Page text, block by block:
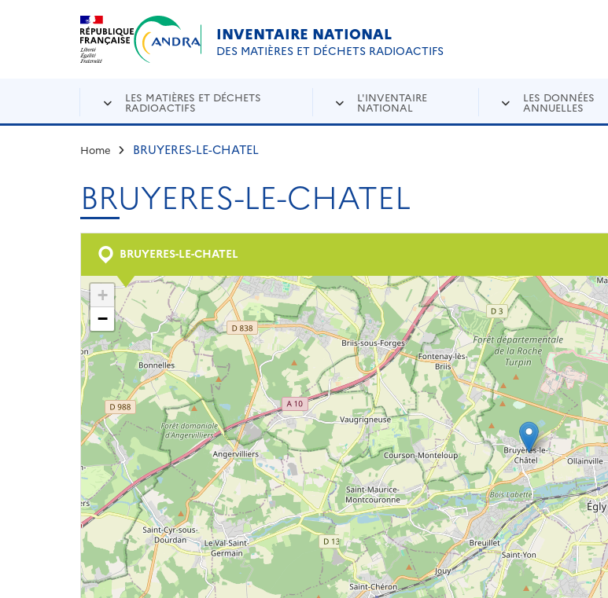
Aller au contenu principal
INVENTAIRE NATIONAL
DES MATIÈRES ET DÉCHETS RADIOACTIFS
LES MATIÈRES ET DÉCHETS
RADIOACTIFS
L'INVENTAIRE
NATIONAL
LES DONNÉES
ANNUELLES
Home BRUYERES-LE-CHATEL
BRUYERES-LE-CHATEL
BRUYERES-LE-CHATEL
+
−